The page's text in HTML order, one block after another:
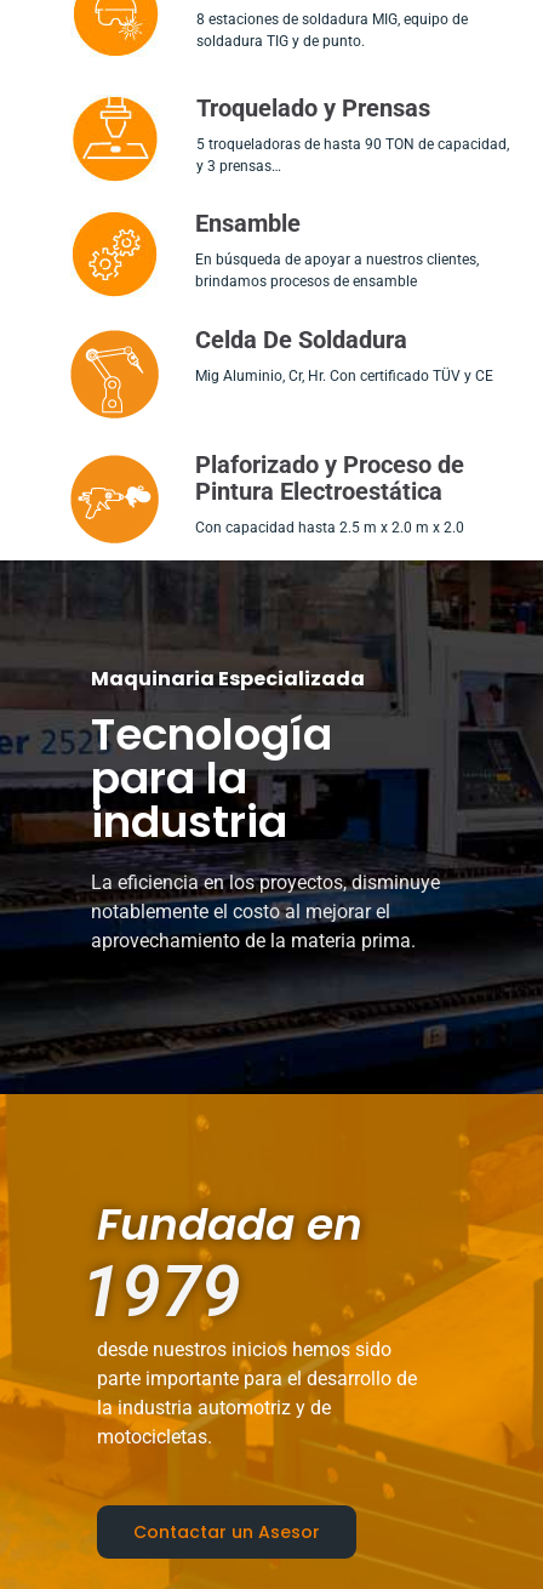
8 estaciones de soldadura MIG, equipo de
soldadura TIG y de punto.
Troquelado y Prensas
5 troqueladoras de hasta 90 TON de capacidad,
y 3 prensas…
Ensamble
En búsqueda de apoyar a nuestros clientes,
brindamos procesos de ensamble
Celda De Soldadura
Mig Aluminio, Cr, Hr. Con certificado TÜV y CE
Plaforizado y Proceso de
Pintura Electroestática
Con capacidad hasta 2.5 m x 2.0 m x 2.0
Maquinaria Especializada
Tecnología
para la
industria
La eficiencia en los proyectos, disminuye
notablemente el costo al mejorar el
aprovechamiento de la materia prima.
Fundada en
1979
desde nuestros inicios hemos sido
parte importante para el desarrollo de
la industria automotriz y de
motocicletas.
Contactar un Asesor